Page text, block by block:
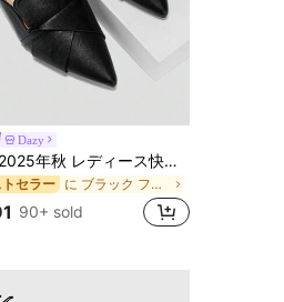
Dazy
DAZY 2025年秋 レディース快適で多用途なバックレススリッパ、新作チャンキーヒールミュール、ミニマリストソフトレザーポインテッドトウスリッポンシューズ、夏用
セラー に ブラック フラットミュール .
90+ sold